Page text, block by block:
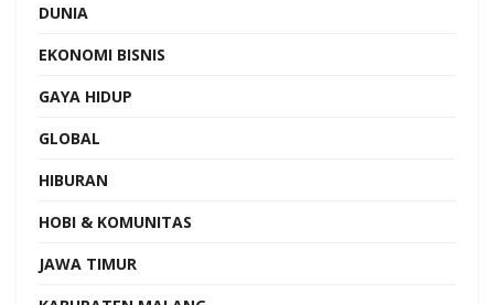
DUNIA
EKONOMI BISNIS
GAYA HIDUP
GLOBAL
HIBURAN
HOBI & KOMUNITAS
JAWA TIMUR